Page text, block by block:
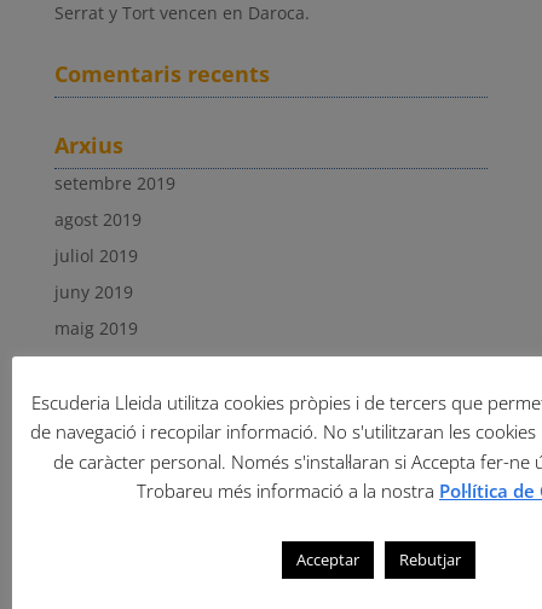
Serrat y Tort vencen en Daroca.
Comentaris recents
Arxius
setembre 2019
agost 2019
juliol 2019
juny 2019
maig 2019
abril 2019
març 2019
febrer 2019
gener 2019
Escuderia Lleida utilitza cookies pròpies i de tercers que
de navegació i recopilar informació. No s'utilitzaran les
de caràcter personal. Només s'instal·laran si Accepta fer-ne
Trobareu més informació a la nostra Pol·lítica
Acceptar Rebutjar